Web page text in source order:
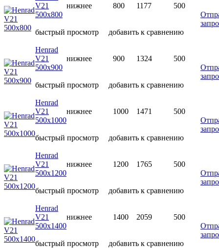
V21
500х800
нижнее 800 1177
500
быстрый просмотр
добавить к сравнению
Henrad
V21
500х900
нижнее 900 1324
500
быстрый просмотр
добавить к сравнению
Henrad
V21
500х1000
нижнее 1000 1471
500
быстрый просмотр
добавить к сравнению
Henrad
V21
500х1200
нижнее 1200 1765
500
быстрый просмотр
добавить к сравнению
Henrad
V21
500х1400
нижнее 1400 2059
500
быстрый просмотр
добавить к сравнению